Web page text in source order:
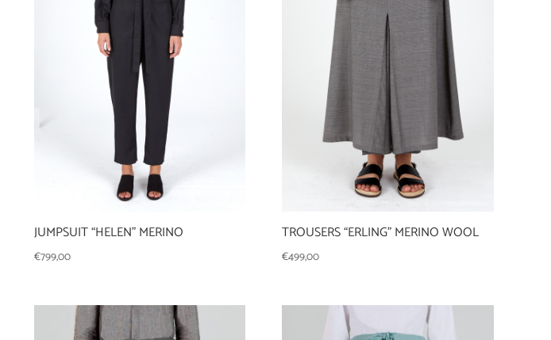
JUMPSUIT “HELEN” MERINO
€799,00
TROUSERS “ERLING” MERINO WOOL
€499,00